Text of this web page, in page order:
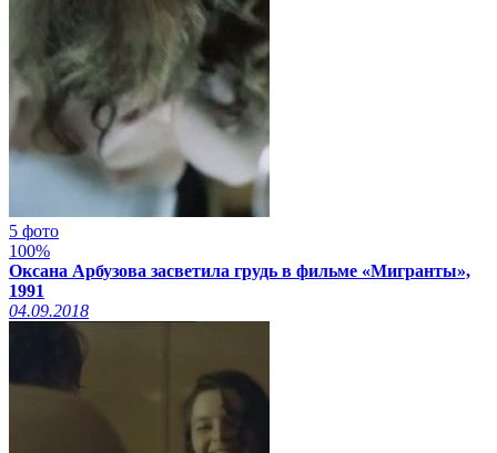
5 фото
100%
Оксана Арбузова засветила грудь в фильме «Мигранты»,
1991
04.09.2018